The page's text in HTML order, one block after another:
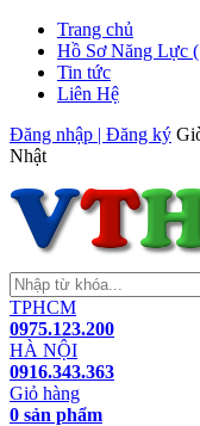
Trang chủ
Hồ Sơ Năng Lực
Tin tức
Liên Hệ
Đăng nhập | Đăng ký
Nhật
TPHCM
0975.123.200
HÀ NỘI
0916.343.363
Giỏ hàng
0 sản phẩm